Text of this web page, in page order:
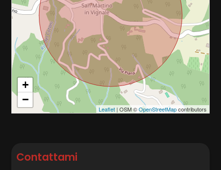
Terrazza
Copertura ADSL
Camino
Aria Condizionata
Doccia
Infissi in legno
Persiane
+
−
Leaflet| OSM ©OpenStreetMapcontributors
Contattami
Posto auto/Box
Balcone/Terrazzo
Ascensore
Arredato
Lusso